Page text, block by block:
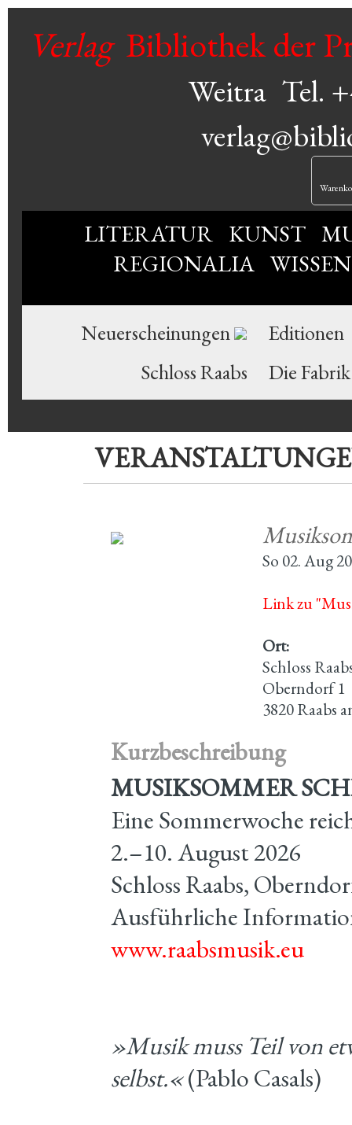
VerlagBibliothek der
Weitra Tel.
LITERATUR KUNST
REGIONALIA
Neuerscheinungen
Editionen
Schloss Raabs
Die Fabrik
So 02. Aug
Link zu
Ort:
Schloss
Oberndorf 1
3820 Raabs
Kurzbeschreibung
MUSIKSOMMER
Eine Sommerwoche
2.–10. August 2026
Schloss Raabs,
Ausführliche
www.raabsmusik.eu
»Musik muss Teil von
selbst.«(Pablo Casals)